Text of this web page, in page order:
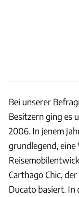
Bei unserer
Besitzern ging es
2006. In jenem
grundlegend,
Carthago Chic,
Ducato basiert. In